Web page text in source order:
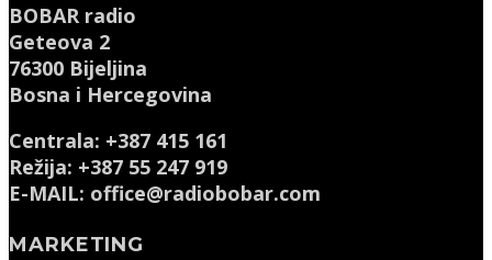
BOBAR radio
Geteova 2
76300 Bijeljina
Bosna i Hercegovina
Centrala: +387 415 161
Režija: +387 55 247 919
E-MAIL: office@radiobobar.com
MARKETING